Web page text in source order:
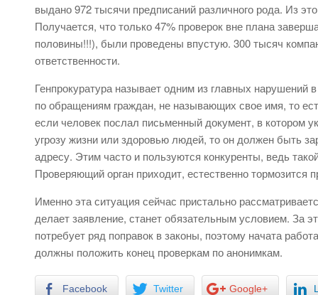
выдано 972 тысячи предписаний различного рода. Из
Получается, что только 47% проверок вне плана
половины!!!), были проведены впустую. 300 тысяч
ответственности.
Генпрокуратура называет одним из главных
по обращениям граждан, не называющих свое имя, то
если человек послал письменный документ, в котором
угрозу жизни или здоровью людей, то он должен быть
адресу. Этим часто и пользуются конкуренты, ведь
Проверяющий орган приходит, естественно тормозится
Именно эта ситуация сейчас пристально
делает заявление, станет обязательным условием. За
потребует ряд поправок в законы, поэтому начата
должны положить конец проверкам по анонимкам.
Facebook Twitter Google+